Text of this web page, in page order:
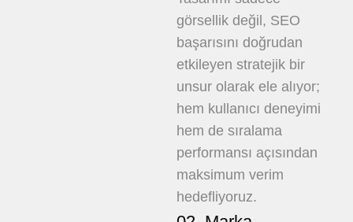
görsellik değil, SEO
başarısını doğrudan
etkileyen stratejik bir
unsur olarak ele alıyor;
hem kullanıcı deneyimi
hem de sıralama
performansı açısından
maksimum verim
hedefliyoruz.